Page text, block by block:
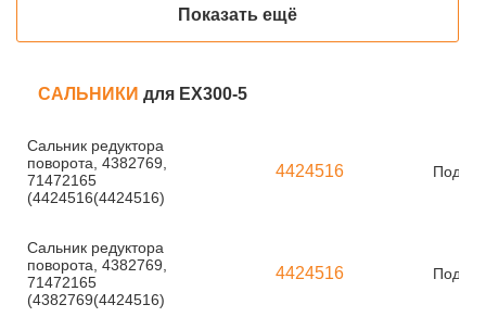
Показать ещё
САЛЬНИКИ для EX300-5
Сальник редуктора
поворота, 4382769,
71472165
(4424516(4424516)
4424516 Под
Сальник редуктора
поворота, 4382769,
71472165
(4382769(4424516)
4424516 Под